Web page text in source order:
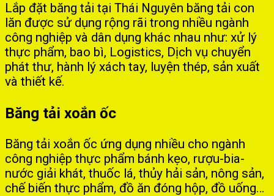
Lắp đặt băng tải tại Thái Nguyên băng tải con
lăn được sử dụng rộng rãi trong nhiều ngành
công nghiệp và dân dụng khác nhau như: xử lý
thực phẩm, bao bì, Logistics, Dịch vụ chuyển
phát thư, hành lý xách tay, luyện thép, sản xuất
và thiết kế.
Băng tải xoắn ốc
Băng tải xoắn ốc ứng dụng nhiều cho ngành
công nghiệp thực phẩm bánh kẹo, rượu-bia-
nước giải khát, thuốc lá, thủy hải sản, nông sản,
chế biến thực phẩm, đồ ăn đóng hộp, đồ uống…